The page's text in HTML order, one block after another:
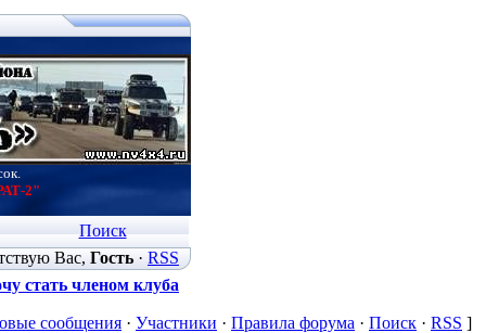
2"
Поиск
Вас, Гость· RSS
стать членом клуба
сообщения · Участники · Правила форума · Поиск · RSS ]